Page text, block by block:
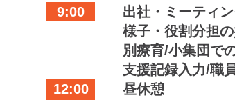
9:00
出社・ミーティ
様子・役割分担
別療育/小集団で
支援記録入力/職
12:00
昼休憩